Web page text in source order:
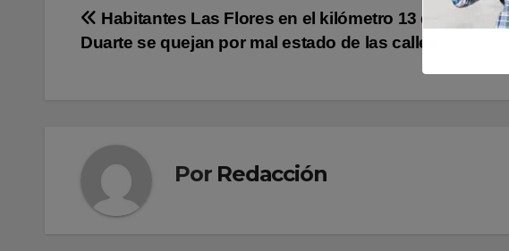
Navegación
Habitantes Las Flores en el kilómetro 13 de la
Duarte se quejan por mal estado de las calles
Por Redacción